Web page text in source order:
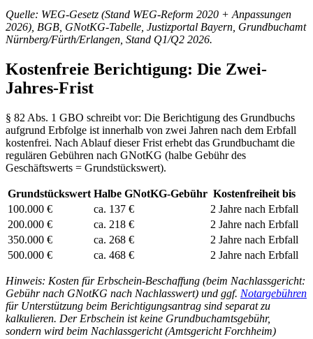
Quelle: WEG-Gesetz (Stand WEG-Reform 2020 + Anpassungen
2026), BGB, GNotKG-Tabelle, Justizportal Bayern, Grundbuchamt
Nürnberg/Fürth/Erlangen, Stand Q1/Q2 2026.
Kostenfreie Berichtigung: Die Zwei-
Jahres-Frist
§ 82 Abs. 1 GBO schreibt vor: Die Berichtigung des Grundbuchs
aufgrund Erbfolge ist innerhalb von zwei Jahren nach dem Erbfall
kostenfrei. Nach Ablauf dieser Frist erhebt das Grundbuchamt die
regulären Gebühren nach GNotKG (halbe Gebühr des
Geschäftswerts = Grundstückswert).
Grundstückswert Halbe GNotKG-Gebühr Kostenfreiheit bis
100.000 €
ca. 137 €
2 Jahre nach Erbfall
200.000 €
ca. 218 €
2 Jahre nach Erbfall
350.000 €
ca. 268 €
2 Jahre nach Erbfall
500.000 €
ca. 468 € 2 Jahre nach Erbfall
Hinweis: Kosten für Erbschein-Beschaffung (beim Nachlassgericht:
Gebühr nach GNotKG nach Nachlasswert) und ggf. Notargebühren
für Unterstützung beim Berichtigungsantrag sind separat zu
kalkulieren. Der Erbschein ist keine Grundbuchamtsgebühr,
sondern wird beim Nachlassgericht (Amtsgericht Forchheim)